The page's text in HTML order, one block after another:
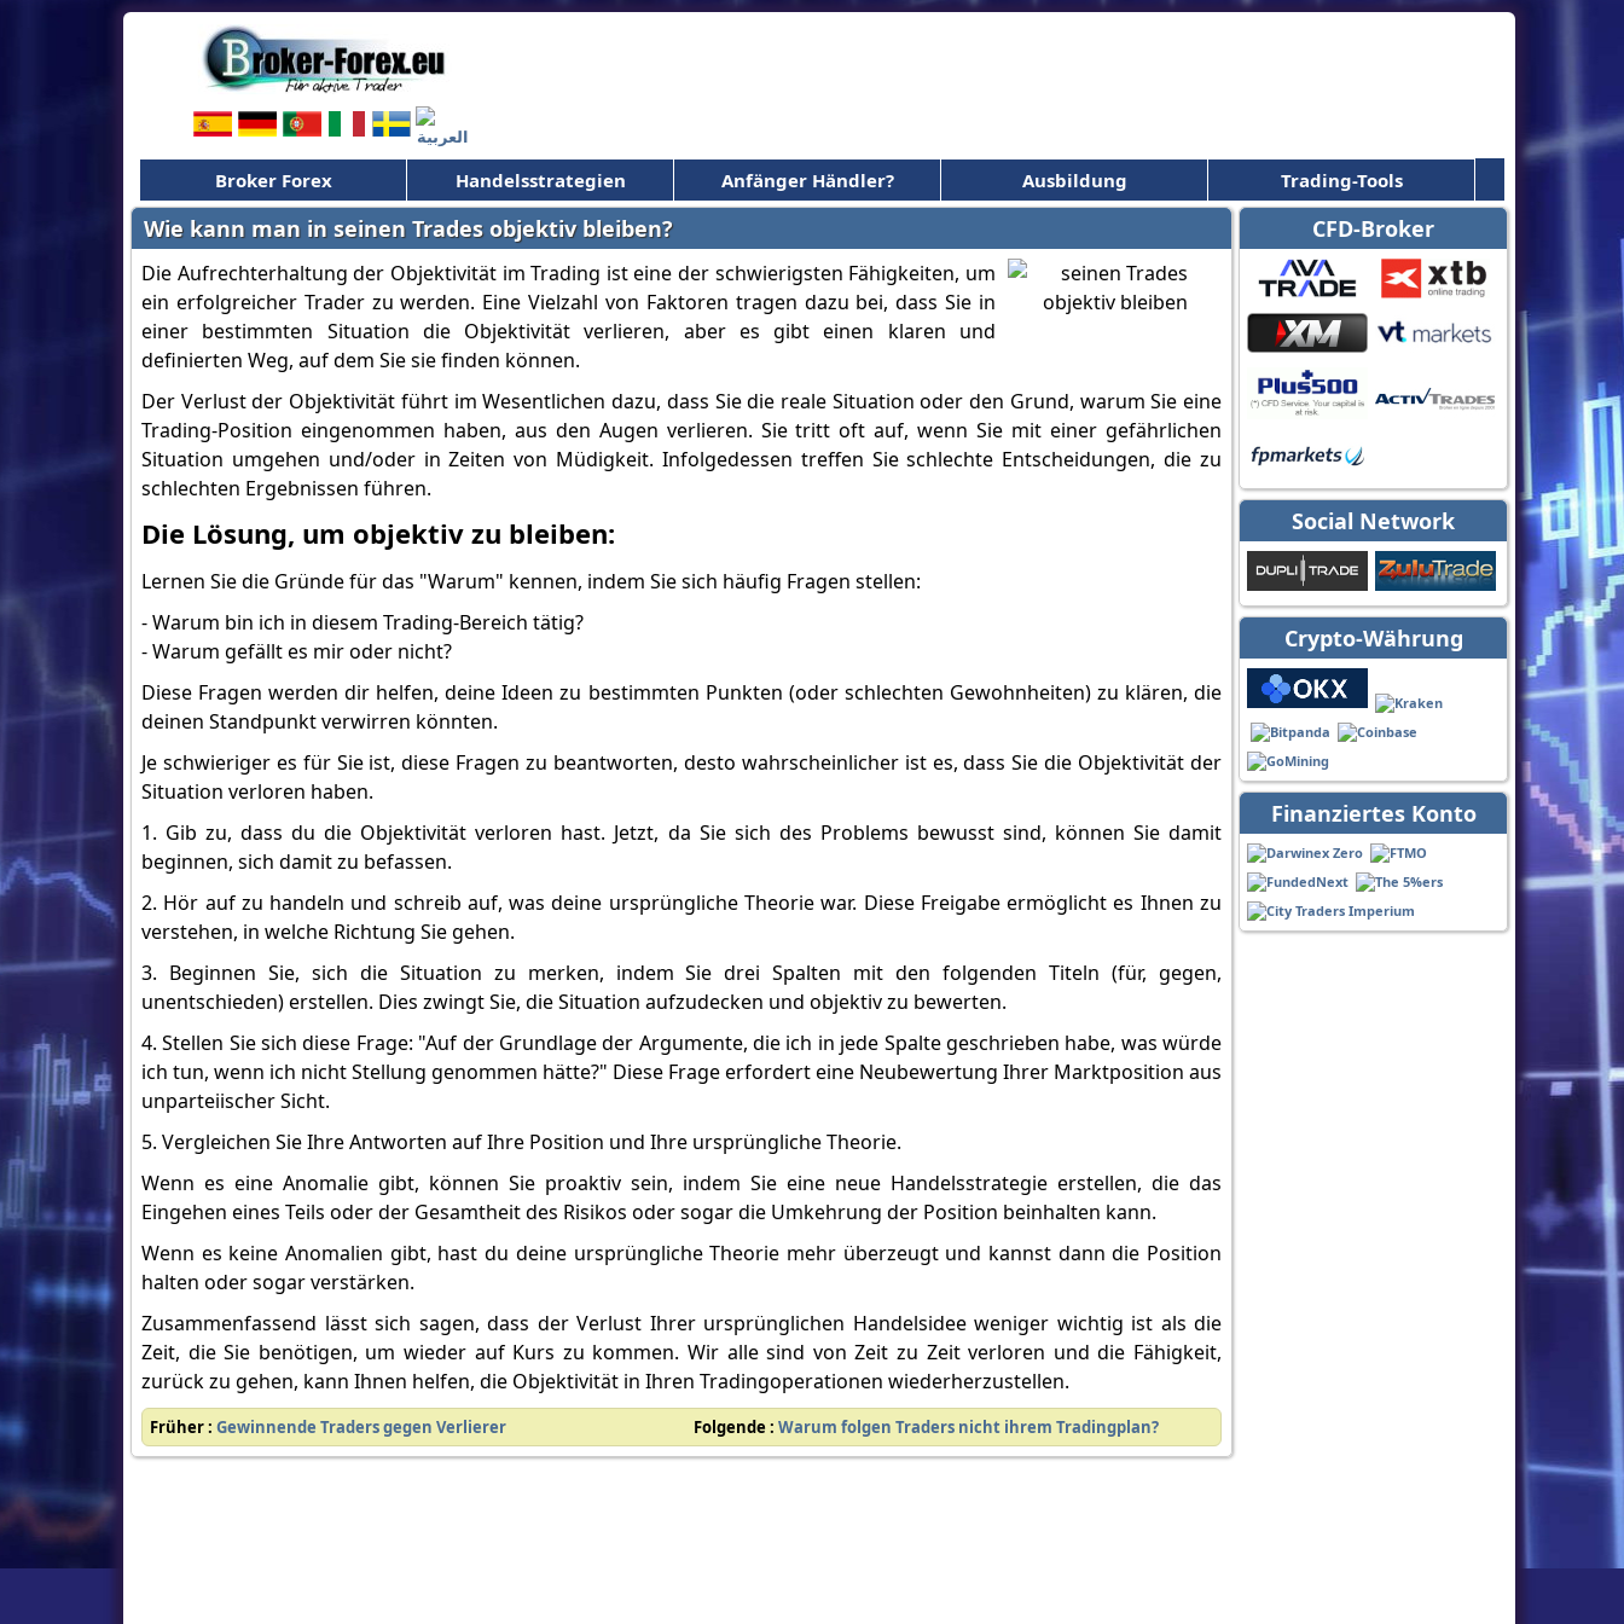
Broker Forex Handelsstrategien Anfänger Händler? Ausbildung Trading-Tools
CFD-Broker
Social Network
Crypto-Währung
Finanziertes Konto
Wie kann man in seinen Trades objektiv bleiben?
Die Aufrechterhaltung der Objektivität im Trading ist eine der schwierigsten Fähigkeiten, um
ein erfolgreicher Trader zu werden. Eine Vielzahl von Faktoren tragen dazu bei, dass Sie in
einer bestimmten Situation die Objektivität verlieren, aber es gibt einen klaren und
definierten Weg, auf dem Sie sie finden können.
Der Verlust der Objektivität führt im Wesentlichen dazu, dass Sie die reale Situation oder den Grund, warum Sie eine
Trading-Position eingenommen haben, aus den Augen verlieren. Sie tritt oft auf, wenn Sie mit einer gefährlichen
Situation umgehen und/oder in Zeiten von Müdigkeit. Infolgedessen treffen Sie schlechte Entscheidungen, die zu
schlechten Ergebnissen führen.
Die Lösung, um objektiv zu bleiben:
Lernen Sie die Gründe für das "Warum" kennen, indem Sie sich häufig Fragen stellen:
- Warum bin ich in diesem Trading-Bereich tätig?
- Warum gefällt es mir oder nicht?
Diese Fragen werden dir helfen, deine Ideen zu bestimmten Punkten (oder schlechten Gewohnheiten) zu klären, die
deinen Standpunkt verwirren könnten.
Je schwieriger es für Sie ist, diese Fragen zu beantworten, desto wahrscheinlicher ist es, dass Sie die Objektivität der
Situation verloren haben.
1. Gib zu, dass du die Objektivität verloren hast. Jetzt, da Sie sich des Problems bewusst sind, können Sie damit
beginnen, sich damit zu befassen.
2. Hör auf zu handeln und schreib auf, was deine ursprüngliche Theorie war. Diese Freigabe ermöglicht es Ihnen zu
verstehen, in welche Richtung Sie gehen.
3. Beginnen Sie, sich die Situation zu merken, indem Sie drei Spalten mit den folgenden Titeln (für, gegen,
unentschieden) erstellen. Dies zwingt Sie, die Situation aufzudecken und objektiv zu bewerten.
4. Stellen Sie sich diese Frage: "Auf der Grundlage der Argumente, die ich in jede Spalte geschrieben habe, was würde
ich tun, wenn ich nicht Stellung genommen hätte?" Diese Frage erfordert eine Neubewertung Ihrer Marktposition aus
unparteiischer Sicht.
5. Vergleichen Sie Ihre Antworten auf Ihre Position und Ihre ursprüngliche Theorie.
Wenn es eine Anomalie gibt, können Sie proaktiv sein, indem Sie eine neue Handelsstrategie erstellen, die das
Eingehen eines Teils oder der Gesamtheit des Risikos oder sogar die Umkehrung der Position beinhalten kann.
Wenn es keine Anomalien gibt, hast du deine ursprüngliche Theorie mehr überzeugt und kannst dann die Position
halten oder sogar verstärken.
Zusammenfassend lässt sich sagen, dass der Verlust Ihrer ursprünglichen Handelsidee weniger wichtig ist als die
Zeit, die Sie benötigen, um wieder auf Kurs zu kommen. Wir alle sind von Zeit zu Zeit verloren und die Fähigkeit,
zurück zu gehen, kann Ihnen helfen, die Objektivität in Ihren Tradingoperationen wiederherzustellen.
Früher : Gewinnende Traders gegen Verlierer Folgende : Warum folgen Traders nicht ihrem Tradingplan?